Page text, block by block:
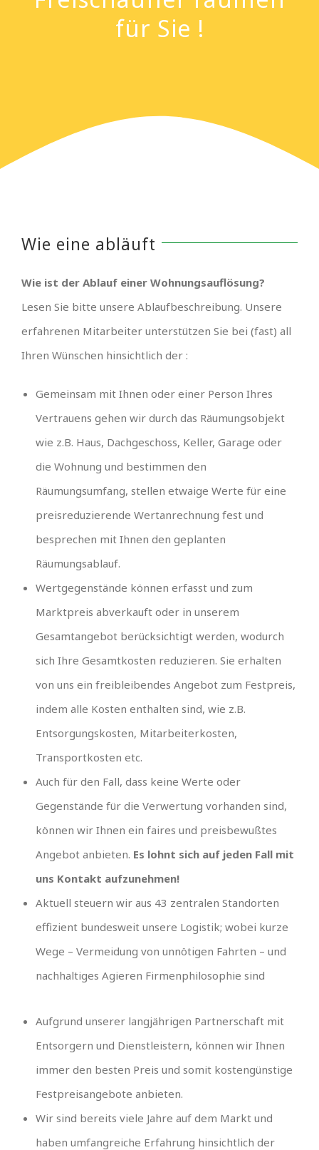
für Sie !
Wie eine abläuft
Wie ist der Ablauf einer Wohnungsauflösung?
Lesen Sie bitte unsere Ablaufbeschreibung. Unsere
erfahrenen Mitarbeiter unterstützen Sie bei (fast) all
Ihren Wünschen hinsichtlich der :
Gemeinsam mit Ihnen oder einer Person Ihres
Vertrauens gehen wir durch das Räumungsobjekt
wie z.B. Haus, Dachgeschoss, Keller, Garage oder
die Wohnung und bestimmen den
Räumungsumfang, stellen etwaige Werte für eine
preisreduzierende Wertanrechnung fest und
besprechen mit Ihnen den geplanten
Räumungsablauf.
Wertgegenstände können erfasst und zum
Marktpreis abverkauft oder in unserem
Gesamtangebot berücksichtigt werden, wodurch
sich Ihre Gesamtkosten reduzieren. Sie erhalten
von uns ein freibleibendes Angebot zum Festpreis,
indem alle Kosten enthalten sind, wie z.B.
Entsorgungskosten, Mitarbeiterkosten,
Transportkosten etc.
Auch für den Fall, dass keine Werte oder
Gegenstände für die Verwertung vorhanden sind,
können wir Ihnen ein faires und preisbewußtes
Angebot anbieten. Es lohnt sich auf jeden Fall mit
uns Kontakt aufzunehmen!
Aktuell steuern wir aus 43 zentralen Standorten
effizient bundesweit unsere Logistik; wobei kurze
Wege – Vermeidung von unnötigen Fahrten – und
nachhaltiges Agieren Firmenphilosophie sind
Aufgrund unserer langjährigen Partnerschaft mit
Entsorgern und Dienstleistern, können wir Ihnen
immer den besten Preis und somit kostengünstige
Festpreisangebote anbieten.
Wir sind bereits viele Jahre auf dem Markt und
haben umfangreiche Erfahrung hinsichtlich der